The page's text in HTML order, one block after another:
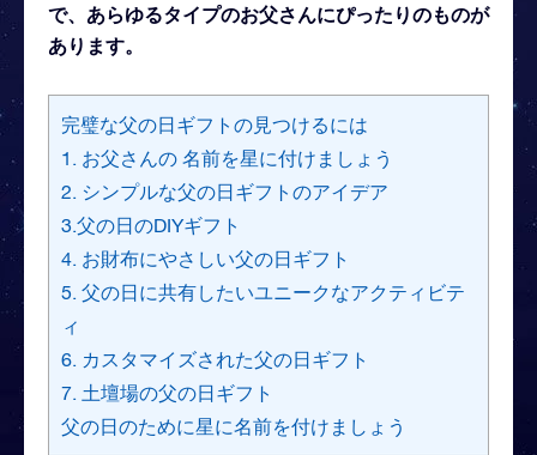
で、あらゆるタイプのお父さんにぴったりのものが
あります。
完璧な父の日ギフトの見つけるには
1. お父さんの 名前を星に付けましょう
2. シンプルな父の日ギフトのアイデア
3.父の日のDIYギフト
4. お財布にやさしい父の日ギフト
5. 父の日に共有したいユニークなアクティビテ
ィ
6. カスタマイズされた父の日ギフト
7. 土壇場の父の日ギフト
父の日のために星に名前を付けましょう